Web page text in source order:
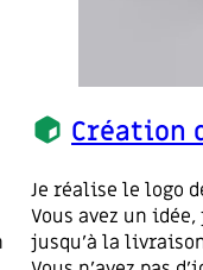
Création
Je réalise le logo
Vous avez un
jusqu’à la